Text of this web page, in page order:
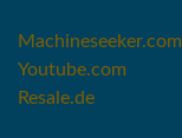
Machineseeker.com
Youtube.com
Resale.de